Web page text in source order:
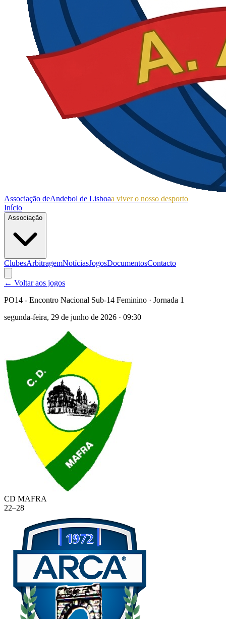
Associação deAndebol de Lisboaa viver o nosso desporto
Início
Associação
ClubesArbitragemNotíciasJogosDocumentosContacto
← Voltar aos jogos
PO14 - Encontro Nacional Sub-14 Feminino · Jornada 1
segunda-feira, 29 de junho de 2026 · 09:30
CD MAFRA
22–28